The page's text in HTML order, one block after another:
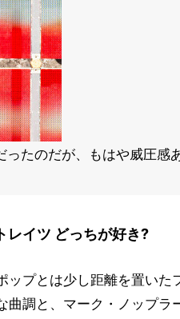
たのだが、もはや威圧感
レイツ どっちが好き?
プとは少し距離を置いた
曲調と、マーク・ノップラ